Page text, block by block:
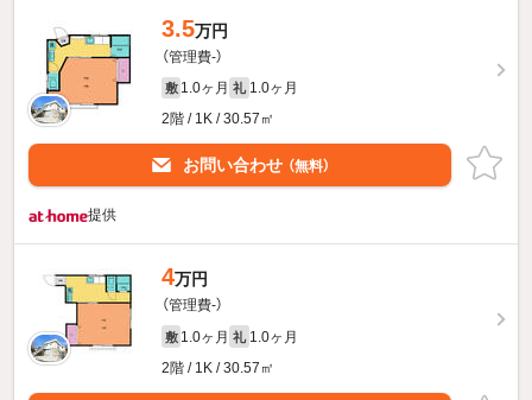
3.5万円
（管理費-）
敷 1.0ヶ月 礼 1.0ヶ月
2階 / 1K / 30.57㎡
お問い合わせ （無料）
提供
4万円
（管理費-）
敷 1.0ヶ月 礼 1.0ヶ月
2階 / 1K / 30.57㎡